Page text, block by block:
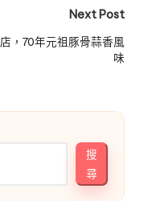
Next Post
，70年元祖豚骨蒜香風
味
搜
尋